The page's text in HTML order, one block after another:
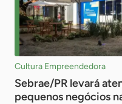
Cultura Empreendedora
Sebrae/PR levará
pequenos negócios